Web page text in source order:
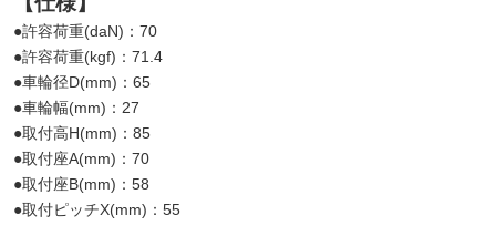
●許容荷重(daN)：70
●許容荷重(kgf)：71.4
●車輪径D(mm)：65
●車輪幅(mm)：27
●取付高H(mm)：85
●取付座A(mm)：70
●取付座B(mm)：58
●取付ピッチX(mm)：55